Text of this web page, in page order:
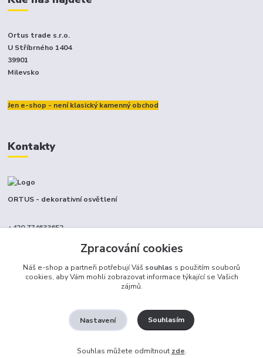
Ortus trade s.r.o.
U Stříbrného 1404
39901
Milevsko
Jen e-shop - není klasický kamenný obchod
Kontakty
ORTUS - dekorativní osvětlení
+420 774633652
Vytvořeno na
Eshop-rychle.cz
Zpracování cookies
Náš e-shop a partneři potřebují Váš souhlas s použitím souborů
cookies, aby Vám mohli zobrazovat informace týkající se Vašich
zájmů.
Nastavení Souhlasím
Souhlas můžete odmítnout zde.